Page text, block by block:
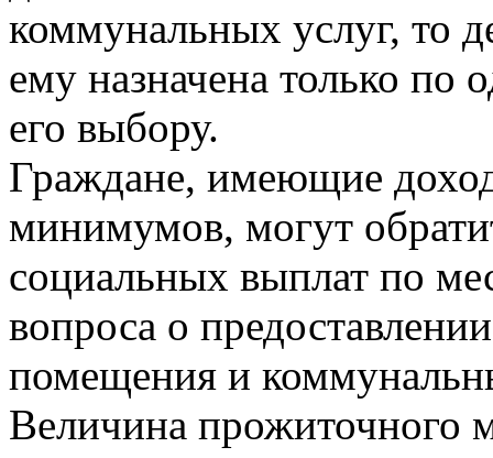
коммунальных услуг, то
ему назначена только по
его выбору.
Граждане, имеющие
минимумов, могут
социальных выплат по
вопроса о
помещения и
Величина прожиточного